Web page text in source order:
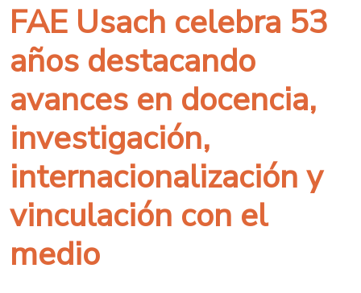
FAE Usach celebra 53
años destacando
avances en docencia,
investigación,
internacionalización y
vinculación con el
medio